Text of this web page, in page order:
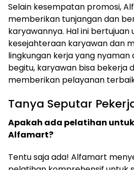
Selain kesempatan promosi,
memberikan tunjangan dan
karyawannya. Hal ini
kesejahteraan karyawan dan
lingkungan kerja yang nyaman
begitu, karyawan bisa bekerja
memberikan pelayanan
Tanya Seputar
Apakah ada pelatihan
Alfamart?
Tentu saja ada! Alfamart